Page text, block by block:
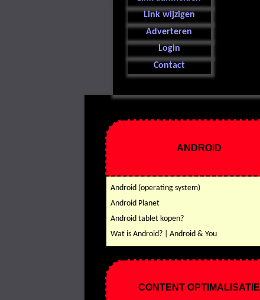
Link wijzigen
Adverteren
Login
Contact
ANDROID
Android (operating system)
Android Planet
Android tablet kopen?
Wat is Android? | Android & You
CONTENT OPTIMALISATIE